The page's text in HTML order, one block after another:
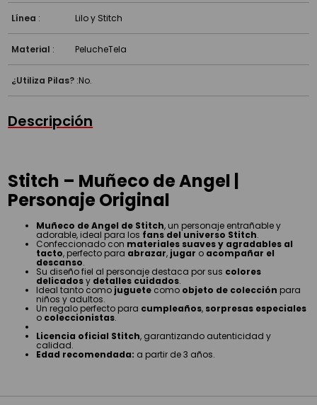
Línea : Lilo y Stitch
Material : PelucheTela
¿Utiliza Pilas? :No.
Descripción
Stitch – Muñeco de Angel |
Personaje Original
Muñeco de Angel de Stitch, un personaje entrañable y
adorable, ideal para los fans del universo Stitch.
Confeccionado con materiales suaves y agradables al
tacto, perfecto para abrazar, jugar o acompañar el
descanso.
Su diseño fiel al personaje destaca por sus colores
delicadosy detalles cuidados.
Ideal tanto como juguete como objeto de colección para
niños y adultos.
Un regalo perfecto para cumpleaños, sorpresas especiales
o coleccionistas.
Licencia oficial Stitch, garantizando autenticidad y
calidad.
Edad recomendada: a partir de 3 años.